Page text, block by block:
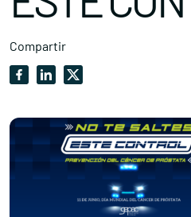
Compartir